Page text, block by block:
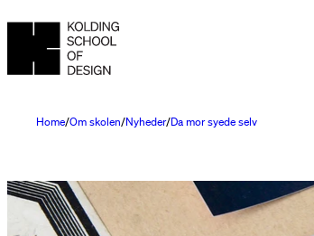
Home Om skolen Nyheder Da mor syede selv